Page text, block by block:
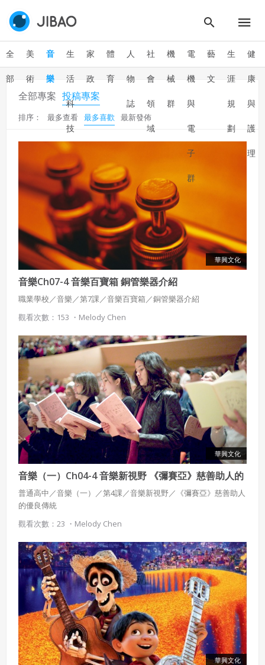
全
部
美
術
音
樂
生
活
科
技
家
政
體
育
人
物
誌
社
會
領
域
機
械
群
電
機
與
電
子
群
藝
文
生
涯
規
劃
健
康
與
護
理
全部專案 投稿專案
排序： 最多查看 最多喜歡 最新發佈
華興文化
音樂Ch07-4 音樂百寶箱 銅管樂器介紹
職業學校／音樂／第7課／音樂百寶箱／銅管樂器介紹
觀看次數：153 ・ Melody Chen
華興文化
音樂（一）Ch04-4 音樂新視野 《彌賽亞》慈善助人的
優良傳統
普通高中／音樂（一）／第4課／音樂新視野／《彌賽亞》慈善助人
的優良傳統
觀看次數：23 ・ Melody Chen
華興文化